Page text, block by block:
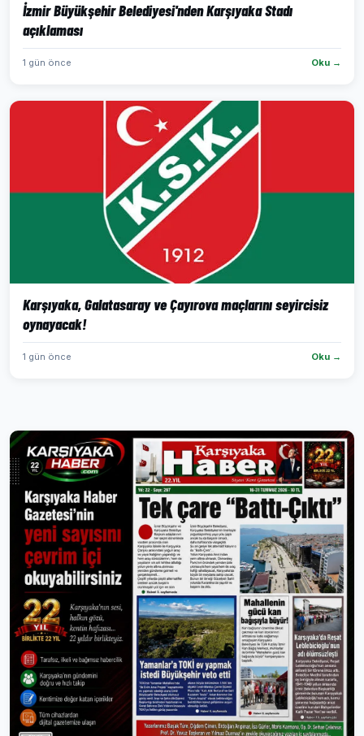
İzmir Büyükşehir Belediyesi'nden Karşıyaka Stadı
açıklaması
1 gün önce Oku →
Karşıyaka, Galatasaray ve Çayırova maçlarını seyircisiz
oynayacak!
1 gün önce Oku →